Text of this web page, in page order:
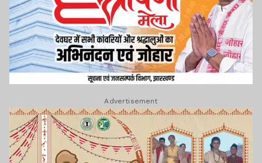
Advertisement